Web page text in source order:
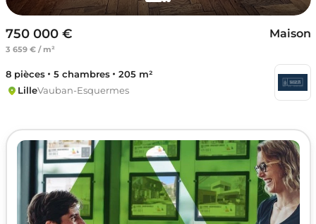
750 000 €
3 659 € / m²
Maison
8 pièces 5 chambres
205 m²
LilleVauban-Esquermes